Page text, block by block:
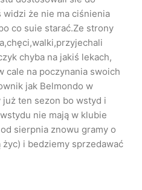
że nie ma ciśnienia
co suie starać.Ze strony
chyba na jakiś lekach,
cale na poczynania swoich
jak Belmondo w
ten sezon bo wstyd i
nie mają w klubie
sierpnia znowu gramy o
i bedziemy sprzedawać